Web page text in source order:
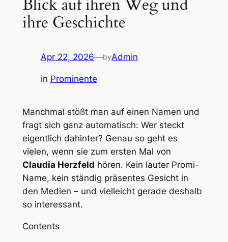
Blick auf ihren Weg und
ihre Geschichte
Apr 22, 2026—byAdmin
in Prominente
Manchmal stößt man auf einen Namen und
fragt sich ganz automatisch: Wer steckt
eigentlich dahinter? Genau so geht es
vielen, wenn sie zum ersten Mal von
Claudia Herzfeld hören. Kein lauter Promi-
Name, kein ständig präsentes Gesicht in
den Medien – und vielleicht gerade deshalb
so interessant.
Contents